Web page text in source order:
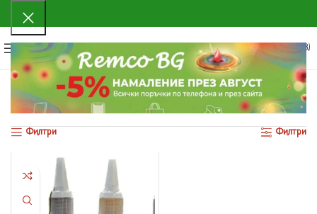
МЕНЮ
0
0.00€ (0.00 ЛВ.)
Начало Продуктът Опаковка Комплект
Показване на единствения резултат
Филтри Филтри